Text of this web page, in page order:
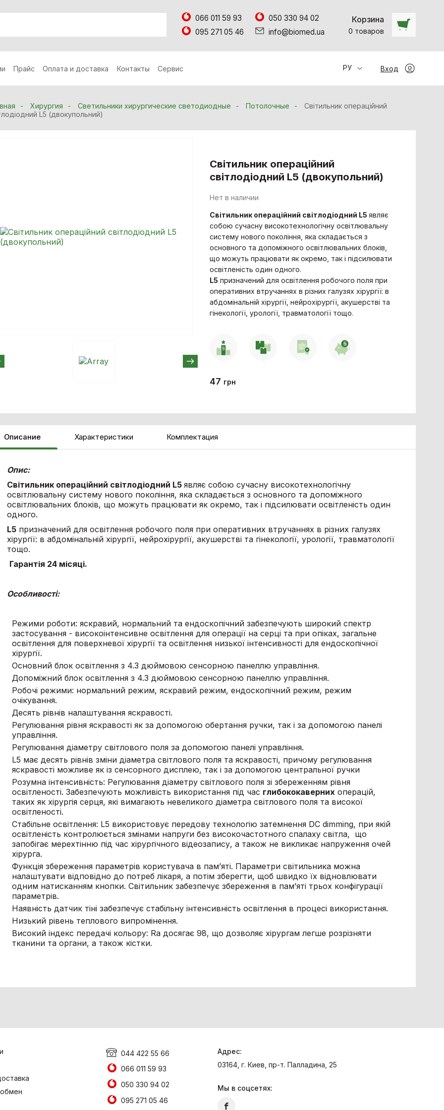
066 011 59 93
050 330 94 02
095 271 05 46
info@biomed.ua
Корзина
0 товаров
Прайс Оплата и доставка Контакты Сервис РУ Вход
Хирургия Светильники хирургические светодиодные Потолочные
Світильник операційний
L5 (двокупольний)
Світильник операційний
світлодіодний L5 (двокупольний)
Нет в наличии
Світильник операційний світлодіодний L5являє
собою сучасну високотехнологічну освітлювальну
систему нового покоління, яка складається з
основного та допоміжного освітлювальних блоків,
що можуть працювати як окремо, так і підсилювати
освітленість один одного.
L5 призначений для освітлення робочого поля при
оперативних втручаннях в різних галузях хірургії: в
абдомінальній хірургії, нейрохірургії, акушерстві та
гінекології, урології, травматології тощо.
47 грн
Описание Характеристики Комплектация
Опис:
Світильник операційний світлодіодний L5 являє собою сучасну високотехнологічну
освітлювальну систему нового покоління, яка складається з основного та допоміжного
освітлювальних блоків, що можуть працювати як окремо, так і підсилювати освітленість один
одного.
L5призначений для освітлення робочого поля при оперативних втручаннях в різних галузях
хірургії: в абдомінальній хірургії, нейрохірургії, акушерстві та гінекології, урології, травматології
тощо.
Гарантія 24 місяці.
Особливості:
Режими роботи: яскравий, нормальний та ендоскопічний забезпечують широкий спектр
застосування - високоінтенсивне освітлення для операції на серці та при опіках, загальне
освітлення для поверхневої хірургії та освітлення низької інтенсивності для ендоскопічної
хірургії.
Основний блок освітлення з 4.3 дюймовою сенсорною панеллю управління.
Допоміжний блок освітлення з 4.3 дюймовою сенсорною панеллю управління.
Робочі режими: нормальний режим, яскравий режим, ендоскопічний режим, режим
очікування.
Десять рівнів налаштування яскравості.
Регулювання рівня яскравості як за допомогою обертання ручки, так і за допомогою панелі
управління.
Регулювання діаметру світлового поля за допомогою панелі управління.
L5 має десять рівнів зміни діаметра світлового поля та яскравості, причому регулювання
яскравості можливе як із сенсорного дисплею, так і за допомогою центральної ручки
Розумна інтенсивність: Регулювання діаметру світлового поля зі збереженням рівня
освітленості. Забезпечують можливість використання під час глибококаверних операцій,
таких як хірургія серця, які вимагають невеликого діаметра світлового поля та високої
освітленості.
Стабільне освітлення: L5 використовує передову технологію затемнення DC dimming, при якій
освітленість контролюється змінами напруги без високочастотного спалаху світла, що
запобігає мерехтінню під час хірургічного відеозапису, а також не викликає напруження очей
хірурга.
Функція збереження параметрів користувача в пам’яті. Параметри світильника можна
налаштувати відповідно до потреб лікаря, а потім зберегти, щоб швидко їх відновлювати
одним натисканням кнопки. Світильник забезпечує збереження в пам’яті трьох конфігурації
параметрів.
Наявність датчик тіні забезпечує стабільну інтенсивність освітлення в процесі використання.
Низький рівень теплового випромінення.
Високий індекс передачі кольору: Ra досягає 98, що дозволяє хірургам легше розрізняти
тканини та органи, а також кістки.
044 422 55 66
066 011 59 93
050 330 94 02
095 271 05 46
Адрес:
03164, г. Киев, пр-т. Палладина, 25
Мы в соцсетях: